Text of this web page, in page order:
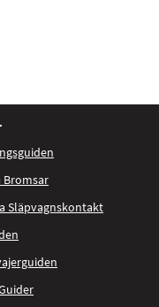
Bromsar
Släpvagnskontakt